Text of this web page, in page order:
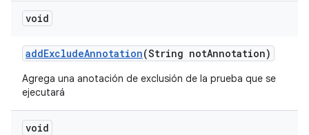
void
addExcludeAnnotation(String notAnnotation)
Agrega una anotación de exclusión de la prueba que se
ejecutará
void